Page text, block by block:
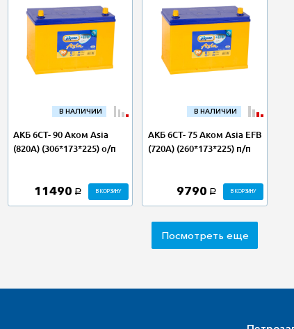
В НАЛИЧИИ
АКБ 6СТ- 90 Аком Asia
(820А) (306*173*225) о/п
11490 a В КОРЗИНУ
В НАЛИЧИИ
АКБ 6СТ- 75 Аком Asia EFB
(720А) (260*173*225) п/п
9790 a В КОРЗИНУ
Посмотреть еще